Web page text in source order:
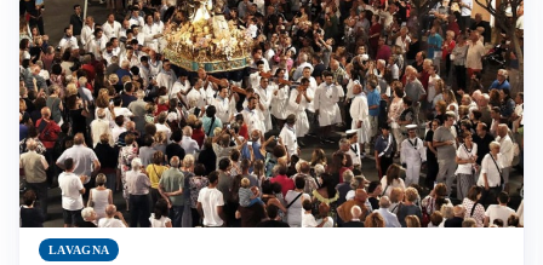
LAVAGNA